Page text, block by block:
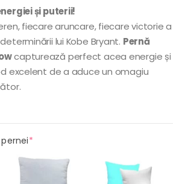
și puterii!
fiecare aruncare, fiecare victorie a
lui Kobe Bryant. Pernă
capturează perfect acea energie și
excelent de a aduce un omagiu
Alege materialul pernei*(required)